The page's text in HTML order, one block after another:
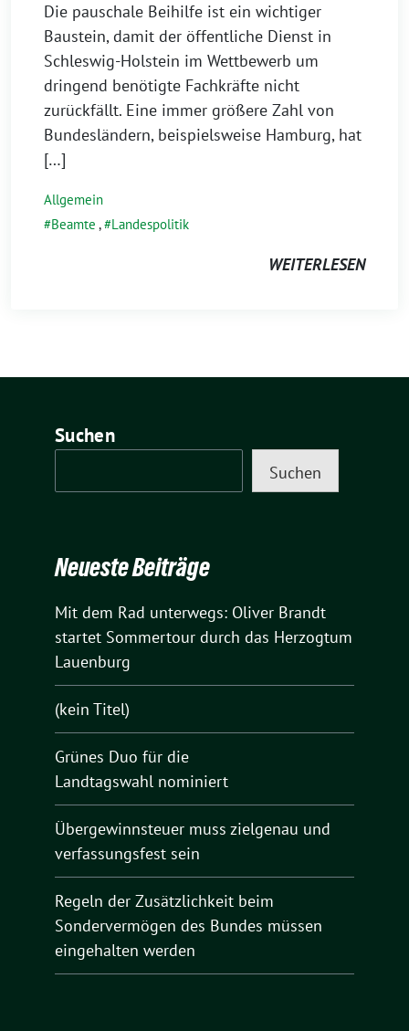
Die pauschale Beihilfe ist ein wichtiger
Baustein, damit der öffentliche Dienst in
Schleswig-Holstein im Wettbewerb um
dringend benötigte Fachkräfte nicht
zurückfällt. Eine immer größere Zahl von
Bundesländern, beispielsweise Hamburg, hat
[…]
Allgemein
Beamte , Landespolitik
WEITERLESEN
Suchen
Suchen
Neueste Beiträge
Mit dem Rad unterwegs: Oliver Brandt
startet Sommertour durch das Herzogtum
Lauenburg
(kein Titel)
Grünes Duo für die
Landtagswahl nominiert
Übergewinnsteuer muss zielgenau und
verfassungsfest sein
Regeln der Zusätzlichkeit beim
Sondervermögen des Bundes müssen
eingehalten werden